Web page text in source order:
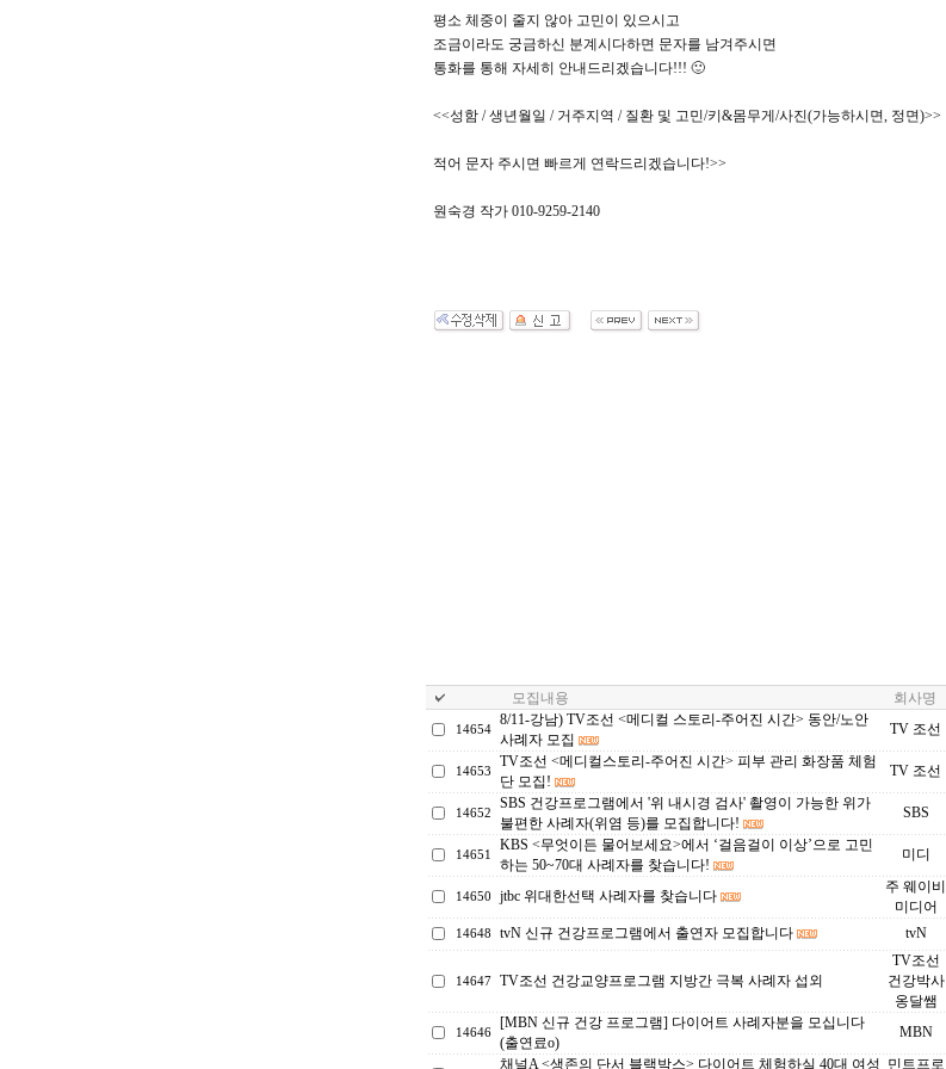
평소 체중이 줄지 않아 고민이 있으시고
조금이라도 궁금하신 분계시다하면 문자를 남겨주시면
통화를 통해 자세히 안내드리겠습니다!!! 🙂
<<성함 / 생년월일 / 거주지역 / 질환 및 고민/키&몸무게/사진(가능하시면, 정면)>>
적어 문자 주시면 빠르게 연락드리겠습니다!>>
원숙경 작가 010-9259-2140
모집내용 회사명
14654
8/11-강남) TV조선 <메디컬 스토리-주어진 시간> 동안/노안
사례자 모집
TV 조선
14653
TV조선 <메디컬스토리-주어진 시간> 피부 관리 화장품 체험
단 모집!
TV 조선
14652
SBS 건강프로그램에서 '위 내시경 검사' 촬영이 가능한 위가
불편한 사례자(위염 등)를 모집합니다!
SBS
14651
KBS <무엇이든 물어보세요>에서 ‘걸음걸이 이상’으로 고민
하는 50~70대 사례자를 찾습니다!
미디
14650 jtbc 위대한선택 사례자를 찾습니다
주 웨이비
미디어
14648 tvN 신규 건강프로그램에서 출연자 모집합니다 tvN
14647 TV조선 건강교양프로그램 지방간 극복 사례자 섭외
TV조선
건강박사
옹달쌤
14646
[MBN 신규 건강 프로그램] 다이어트 사례자분을 모십니다
(출연료o)
MBN
채널A <생존의 단서 블랙박스> 다이어트 체험하실 40대 여성 민트프로